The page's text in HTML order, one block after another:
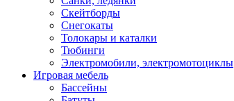
Скейтборды
Снегокаты
Толокары и каталки
Тюбинги
Электромобили, электромотоциклы
Игровая мебель
Бассейны